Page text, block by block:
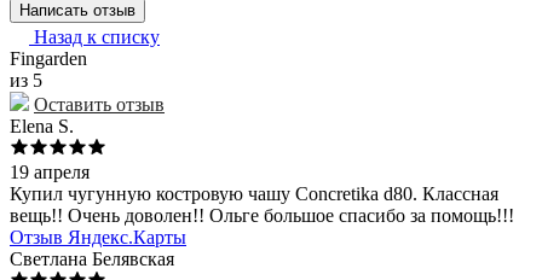
Написать отзыв
Назад к списку
Fingarden
из 5
Оставить отзыв
Elena S.
19 апреля
Купил чугунную костровую чашу Concretika d80. Классная
вещь!! Очень доволен!! Ольге большое спасибо за помощь!!!
Отзыв Яндекс.Карты
Светлана Белявская